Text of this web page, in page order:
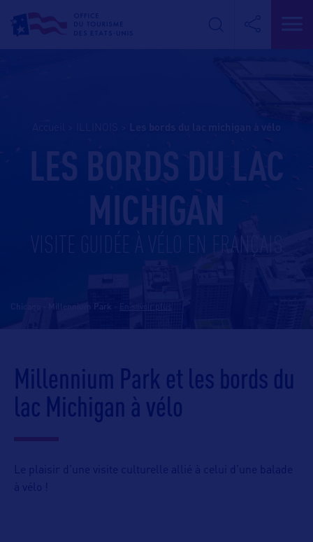
les bords du lac michigan à vélo
LES BORDS DU LAC
MICHIGAN
VISITE GUIDÉE À VÉLO EN FRANÇAIS
Chicago - Millennium Park
Millennium Park et les bords du
lac Michigan à vélo
Le plaisir d’une visite culturelle allié à celui d’une balade
à vélo !